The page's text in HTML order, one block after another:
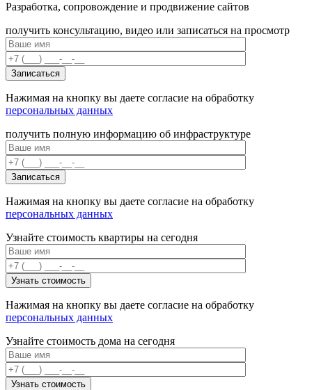
Разработка, сопровождение и продвижение сайтов
получить консультацию, видео или записаться на просмотр
Нажимая на кнопку вы даете согласие на обработку
персональных данных
получить полную информацию об инфраструктуре
Нажимая на кнопку вы даете согласие на обработку
персональных данных
Узнайте стоимость квартиры на сегодня
Нажимая на кнопку вы даете согласие на обработку
персональных данных
Узнайте стоимость дома на сегодня